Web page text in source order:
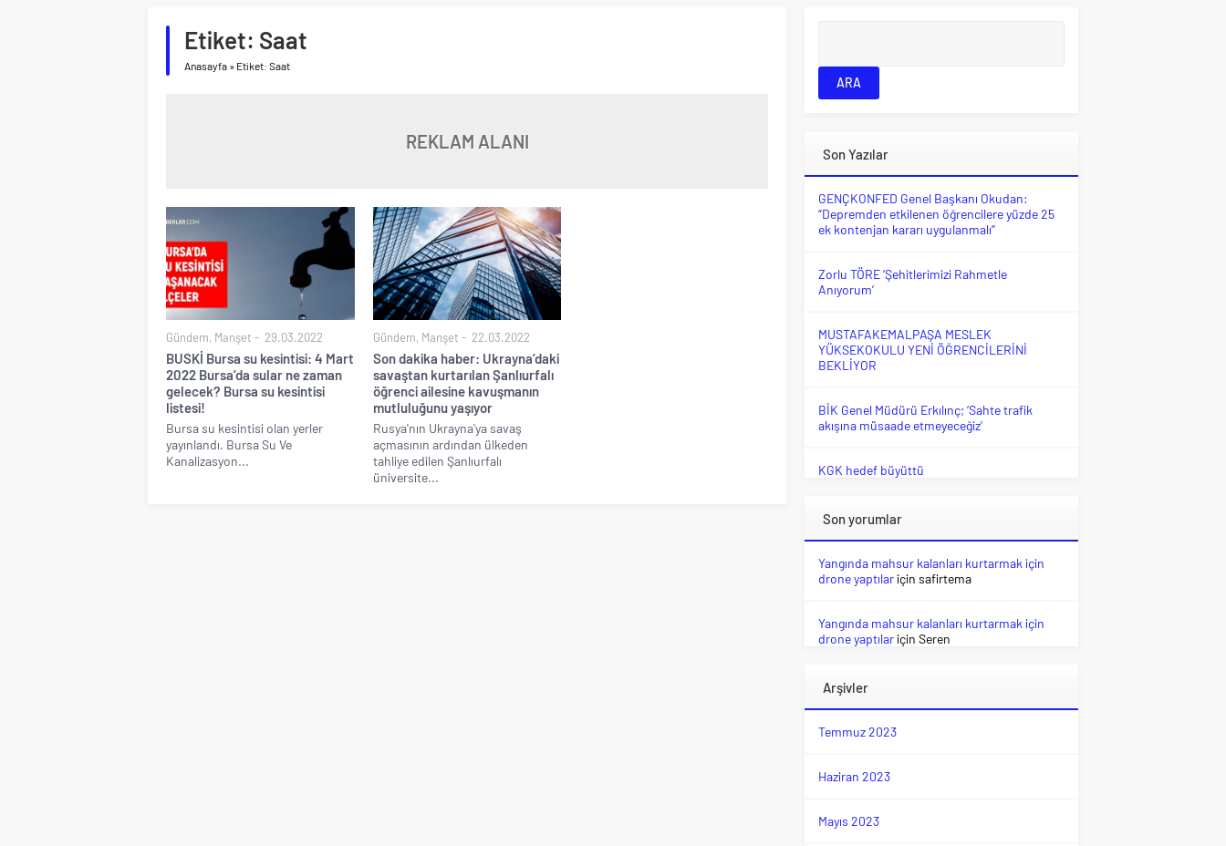
Etiket: Saat
Anasayfa » Etiket: Saat
REKLAM ALANI
Gündem, Manşet 29.03.2022
BUSKİ Bursa su kesintisi: 4 Mart
2022 Bursa’da sular ne zaman
gelecek? Bursa su kesintisi
listesi!
Bursa su kesintisi olan yerler
yayınlandı. Bursa Su Ve
Kanalizasyon...
Gündem, Manşet 22.03.2022
Son dakika haber: Ukrayna’daki
savaştan kurtarılan Şanlıurfalı
öğrenci ailesine kavuşmanın
mutluluğunu yaşıyor
Rusya'nın Ukrayna'ya savaş
açmasının ardından ülkeden
tahliye edilen Şanlıurfalı
üniversite...
Son Yazılar
GENÇKONFED Genel Başkanı Okudan:
“Depremden etkilenen öğrencilere yüzde 25
ek kontenjan kararı uygulanmalı”
Zorlu TÖRE ‘Şehitlerimizi Rahmetle
Anıyorum’
MUSTAFAKEMALPAŞA MESLEK
YÜKSEKOKULU YENİ ÖĞRENCİLERİNİ
BEKLİYOR
BİK Genel Müdürü Erkılınç; ‘Sahte trafik
akışına müsaade etmeyeceğiz’
KGK hedef büyüttü
Son yorumlar
Yangında mahsur kalanları kurtarmak için
drone yaptılariçin safirtema
Yangında mahsur kalanları kurtarmak için
drone yaptılariçin Seren
Arşivler
Temmuz 2023
Haziran 2023
Mayıs 2023